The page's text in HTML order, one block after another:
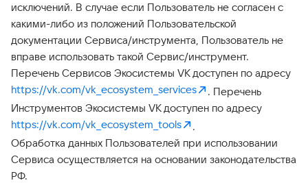
исключений. В случае если Пользователь не согласен с
какими-либо из положений Пользовательской
документации Сервиса/инструмента, Пользователь не
вправе использовать такой Сервис/инструмент.
Перечень Сервисов Экосистемы VK доступен по адресу
https://vk.com/vk_ecosystem_services
. Перечень
Инструментов Экосистемы VK доступен по адресу
https://vk.com/vk_ecosystem_tools
.
Обработка данных Пользователей при использовании
Сервиса осуществляется на основании законодательства
РФ.